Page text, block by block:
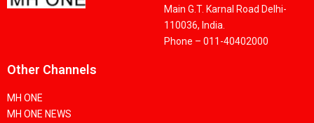
Main G.T. Karnal Road Delhi-
110036, India.
Phone – 011-40402000
Other Channels
MH ONE
MH ONE NEWS